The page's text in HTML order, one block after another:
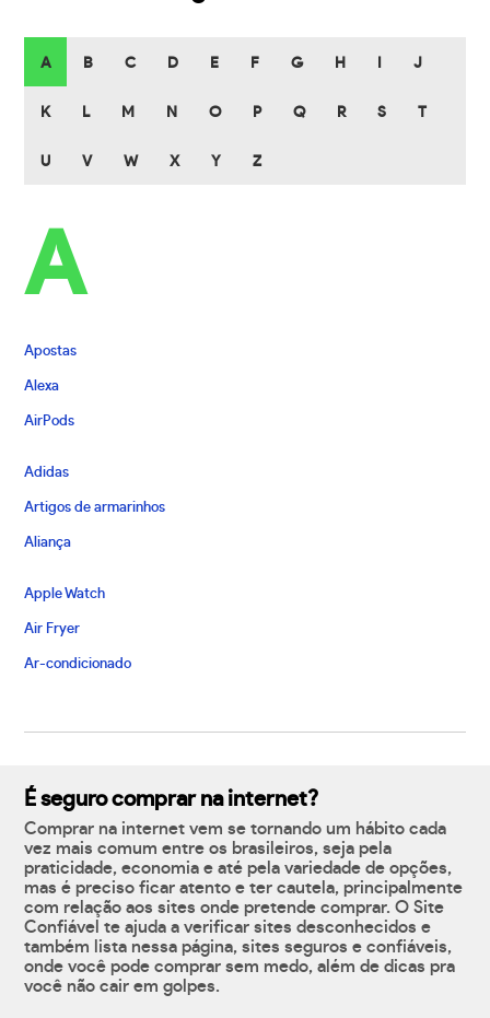
A B C D E F G H J
K L M N O P Q R S T
U V W X Y Z
A
Apostas
Alexa
AirPods
Adidas
Artigos de armarinhos
Aliança
Apple Watch
Air Fryer
Ar-condicionado
É seguro comprar na internet?
Comprar na internet vem se tornando um hábito cada
vez mais comum entre os brasileiros, seja pela
praticidade, economia e até pela variedade de opções,
mas é preciso ficar atento e ter cautela, principalmente
com relação aos sites onde pretende comprar. O Site
Confiável te ajuda a verificar sites desconhecidos e
também lista nessa página, sites seguros e confiáveis,
onde você pode comprar sem medo, além de dicas pra
você não cair em golpes.